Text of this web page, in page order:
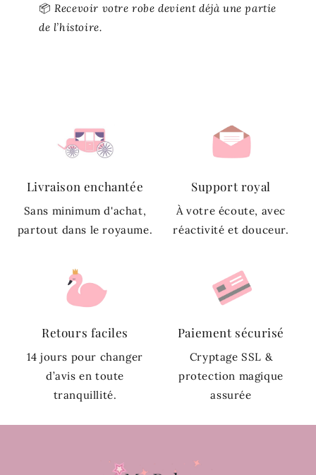
📦 Recevoir votre robe devient déjà une partie
de l’histoire.
Livraison enchantée
Sans minimum d'achat,
partout dans le royaume.
Support royal
À votre écoute, avec
réactivité et douceur.
Retours faciles
14 jours pour changer
d’avis en toute
tranquillité.
Paiement sécurisé
Cryptage SSL &
protection magique
assurée